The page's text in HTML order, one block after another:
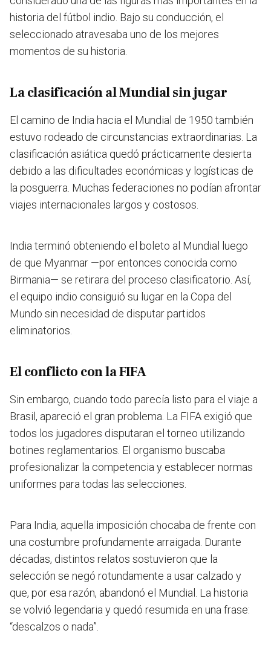
historia del fútbol indio. Bajo su conducción, el
seleccionado atravesaba uno de los mejores
momentos de su historia.
La clasificación al Mundial sin jugar
El camino de India hacia el Mundial de 1950 también
estuvo rodeado de circunstancias extraordinarias. La
clasificación asiática quedó prácticamente desierta
debido a las dificultades económicas y logísticas de
la posguerra. Muchas federaciones no podían afrontar
viajes internacionales largos y costosos.
India terminó obteniendo el boleto al Mundial luego
de que Myanmar —por entonces conocida como
Birmania— se retirara del proceso clasificatorio. Así,
el equipo indio consiguió su lugar en la Copa del
Mundo sin necesidad de disputar partidos
eliminatorios.
El conflicto con la FIFA
Sin embargo, cuando todo parecía listo para el viaje a
Brasil, apareció el gran problema. La FIFA exigió que
todos los jugadores disputaran el torneo utilizando
botines reglamentarios. El organismo buscaba
profesionalizar la competencia y establecer normas
uniformes para todas las selecciones.
Para India, aquella imposición chocaba de frente con
una costumbre profundamente arraigada. Durante
décadas, distintos relatos sostuvieron que la
selección se negó rotundamente a usar calzado y
que, por esa razón, abandonó el Mundial. La historia
se volvió legendaria y quedó resumida en una frase:
“descalzos o nada”.